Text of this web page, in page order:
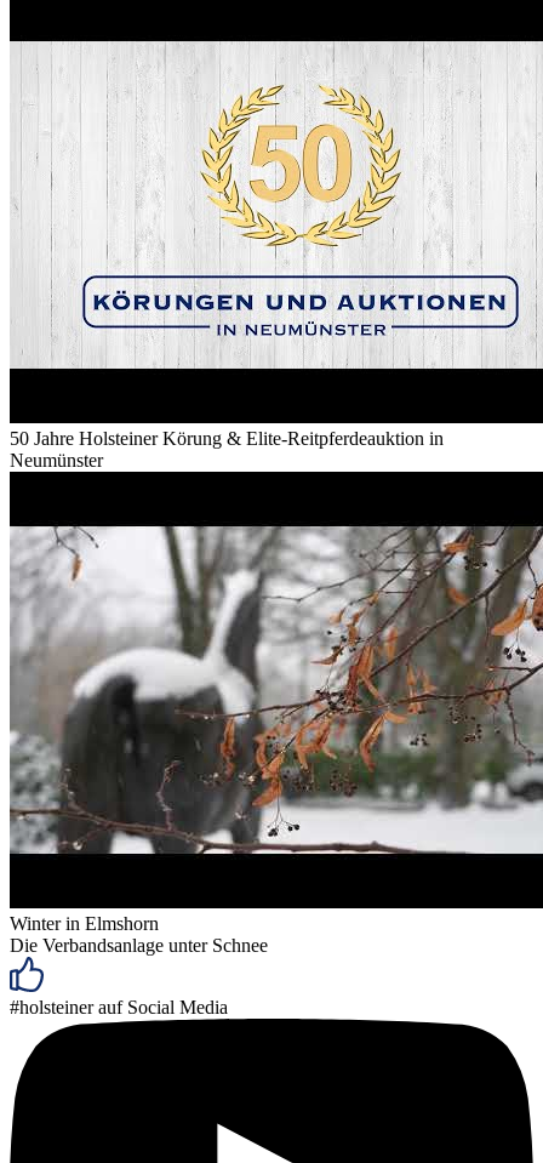
50 Jahre Holsteiner Körung & Elite-Reitpferdeauktion in
Neumünster
Winter in Elmshorn
Die Verbandsanlage unter Schnee
#holsteiner auf Social Media